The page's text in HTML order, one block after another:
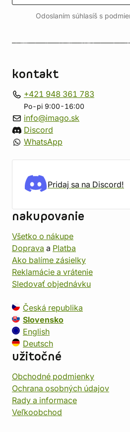
Odoslaním súhlasíš s
kontakt
+421 948 361 783
Po-pi 9:00-16:00
info@imago.sk
Discord
WhatsApp
Pridaj sa na Discord!
nakupovanie
Všetko o nákupe
Doprava a Platba
Ako balíme zásielky
Reklamácie a vrátenie
Sledovať objednávku
Česká republika
Slovensko
English
Deutsch
užitočné
Obchodné podmienky
Ochrana osobných údajov
Rady a informace
Veľkoobchod